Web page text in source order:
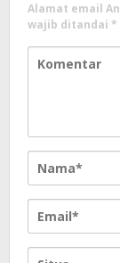
Alamat email
wajib ditandai *